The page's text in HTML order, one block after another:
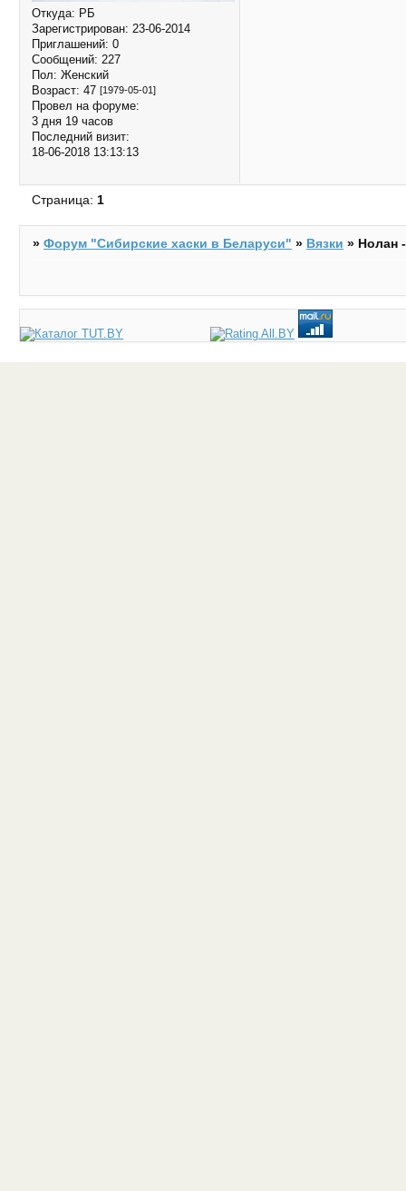
Откуда: РБ
Зарегистрирован: 23-06-2014
Приглашений: 0
Сообщений: 227
Пол: Женский
Возраст: 47 [1979-05-01]
Провел на форуме:
3 дня 19 часов
Последний визит:
18-06-2018 13:13:13
Страница: 1
»Форум "Cибирские хаски в Беларуси" » Вязки » Нолан